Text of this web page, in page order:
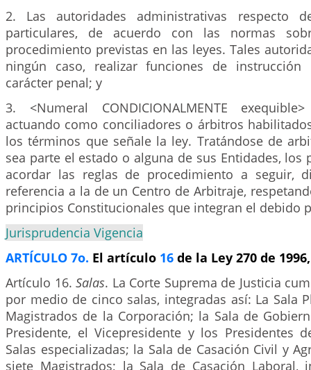
2. Las autoridades administrativas respecto
particulares, de acuerdo con las normas
procedimiento previstas en las leyes. Tales
ningún caso, realizar funciones de instrucción
carácter penal; y
3. <Numeral CONDICIONALMENTE
actuando como conciliadores o árbitros
los términos que señale la ley. Tratándose de
sea parte el estado o alguna de sus Entidades, los
acordar las reglas de procedimiento a seguir,
referencia a la de un Centro de Arbitraje,
principios Constitucionales que integran el debido
Jurisprudencia Vigencia
ARTÍCULO 7o. El artículo 16 de la Ley 270 de
Artículo 16. Salas. La Corte Suprema de Justicia
por medio de cinco salas, integradas así: La Sala
Magistrados de la Corporación; la Sala de
Presidente, el Vicepresidente y los Presidentes
Salas especializadas; la Sala de Casación Civil y
siete Magistrados; la Sala de Casación Laboral,